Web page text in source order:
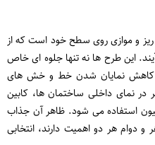
خطوطی ریز و موازی روی سطح خود است که از
این طرح‌ ها نه ‌تنها جلوه ‌ای خاص
کاهش نمایان شدن خط و خش‌ های
نمای داخلی ساختمان‌ ها، کابین
استفاده می ‌شود. ظاهر آن جذاب
هر دو اهمیت دارند، انتخابی